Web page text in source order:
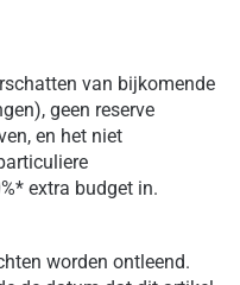
van bijkomende
geen reserve
en het niet
extra budget in.
worden ontleend.